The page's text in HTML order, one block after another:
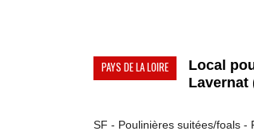
PAYS DE LA LOIRE
Local
Lavernat
SF - Poulinières suitées/foals -